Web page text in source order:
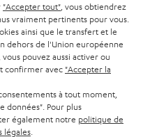
audio Bluetooth
et récepteur
de haut de gamme,
ou systèmes complets
et barres de son
99€
"Accepter tout" , vous obtiendrez
vraiment pertinents pour vous.
ainsi que le transfert et le
dehors de l'Union européenne
pouvez aussi activer ou
confirmer avec "Accepter la
à tout moment,
données". Pour plus
également notre politique de
légales